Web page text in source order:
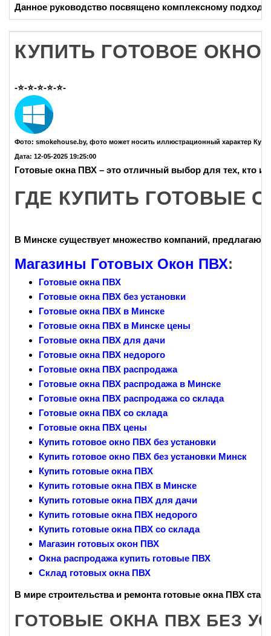
Данное руководство посвящено комплексному
КУПИТЬ ГОТОВОЕ ОКНО
-⭐-⭐-⭐-⭐-⭐-
Фото: smokehouse.by, фото может носить иллюстрационный характер
Дата: 12-05-2025 19:25:00
Готовые окна ПВХ – это отличный выбор для тех, кто
ГДЕ КУПИТЬ ГОТОВЫЕ
В Минске существует множество компаний,
Магазины Готовых Окон ПВХ:
Готовые окна ПВХ
Готовые окна ПВХ без установки
Готовые окна ПВХ в Минске
Готовые окна ПВХ в Минске цены
Готовые окна ПВХ для дачи
Готовые окна ПВХ недорого
Готовые окна ПВХ распродажа
Готовые окна ПВХ распродажа в Минске
Готовые окна ПВХ распродажа со склада
Готовые окна ПВХ со склада
Готовые окна ПВХ цены
Купить готовое окно ПВХ без установки
Купить готовое окно ПВХ без установки Минск
Купить готовые окна ПВХ
Купить готовые окна ПВХ в Минске
Купить готовые окна ПВХ для дачи
Купить готовые окна ПВХ недорого
Купить готовые окна ПВХ со склада
Магазин готовых окон ПВХ
Окна распродажа купить готовые ПВХ
Склад готовых окна ПВХ
В мире строительства и ремонта готовые окна ПВХ
ГОТОВЫЕ ОКНА ПВХ БЕЗ